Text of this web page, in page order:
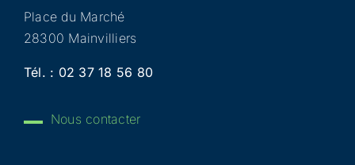
Place du Marché
28300 Mainvilliers
Tél. : 02 37 18 56 80
Nous contacter